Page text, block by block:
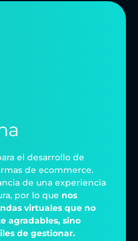
el desarrollo de
de ecommerce.
de una experiencia
por lo que nos
virtuales que no
agradables, sino
de gestionar.